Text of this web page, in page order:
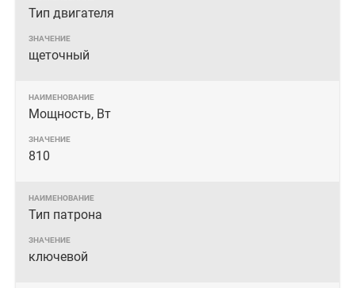
Тип двигателя
щеточный
Мощность, Вт
810
Тип патрона
ключевой